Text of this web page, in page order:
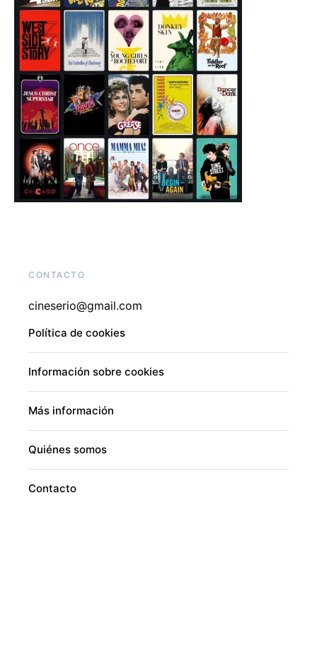
CONTACTO
cineserio@gmail.com
Política de cookies
Información sobre cookies
Más información
Quiénes somos
Contacto